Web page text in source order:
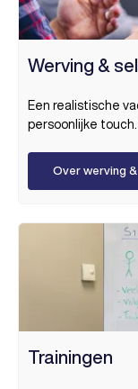
Werving &
Een realistische
persoonlijke
Over werving
Trainingen